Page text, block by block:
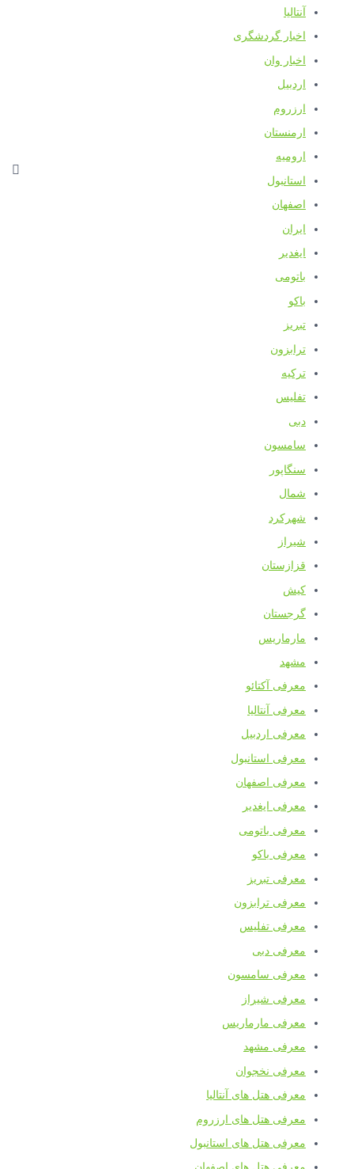
آنتالیا
اخبار گردشگری
اخبار وان
اردبیل
ارزروم
ارمنستان
ارومیه
استانبول
اصفهان
ایران
ایغدیر
باتومی
باکو
تبریز
ترابزون
ترکیه
تفلیس
دبی
سامسون
سنگاپور
شمال
شهرکرد
شیراز
قزازستان
کیش
گرجستان
مارماریس
مشهد
معرفی آکتائو
معرفی آنتالیا
معرفی اردبیل
معرفی استانبول
معرفی اصفهان
معرفی ایغدیر
معرفی باتومی
معرفی باکو
معرفی تبریز
معرفی ترابزون
معرفی تفلیس
معرفی دبی
معرفی سامسون
معرفی شیراز
معرفی مارماریس
معرفی مشهد
معرفی نخجوان
معرفی هتل های آنتالیا
معرفی هتل های ارزروم
معرفی هتل های استانبول